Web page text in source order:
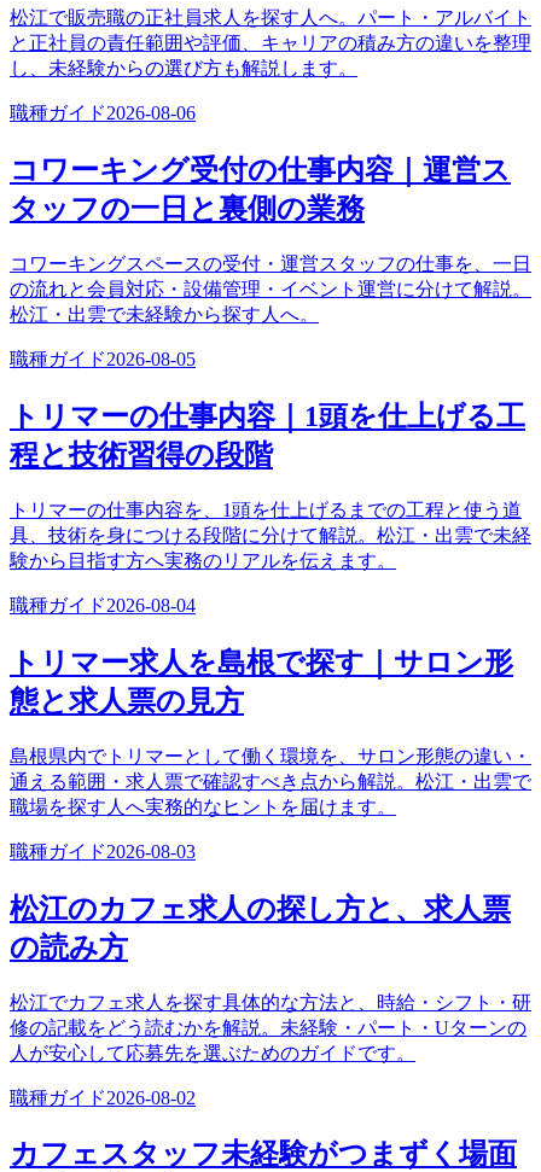
松江で販売職の正社員求人を探す人へ。パート・アルバイト
と正社員の責任範囲や評価、キャリアの積み方の違いを整理
し、未経験からの選び方も解説します。
職種ガイド2026-08-06
コワーキング受付の仕事内容｜運営ス
タッフの一日と裏側の業務
コワーキングスペースの受付・運営スタッフの仕事を、一日
の流れと会員対応・設備管理・イベント運営に分けて解説。
松江・出雲で未経験から探す人へ。
職種ガイド2026-08-05
トリマーの仕事内容｜1頭を仕上げる工
程と技術習得の段階
トリマーの仕事内容を、1頭を仕上げるまでの工程と使う道
具、技術を身につける段階に分けて解説。松江・出雲で未経
験から目指す方へ実務のリアルを伝えます。
職種ガイド2026-08-04
トリマー求人を島根で探す｜サロン形
態と求人票の見方
島根県内でトリマーとして働く環境を、サロン形態の違い・
通える範囲・求人票で確認すべき点から解説。松江・出雲で
職場を探す人へ実務的なヒントを届けます。
職種ガイド2026-08-03
松江のカフェ求人の探し方と、求人票
の読み方
松江でカフェ求人を探す具体的な方法と、時給・シフト・研
修の記載をどう読むかを解説。未経験・パート・Uターンの
人が安心して応募先を選ぶためのガイドです。
職種ガイド2026-08-02
カフェスタッフ未経験がつまずく場面